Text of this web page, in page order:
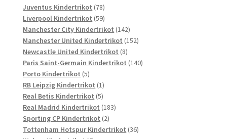
Produkte
Juventus Kindertrikot 7878
Produkte
Liverpool Kindertrikot 5959
Produkte
Manchester City Kindertrikot 142142
Produkte
Manchester United Kindertrikot 152152
Newcastle United Kindertrikot 88
Produkte
Paris Saint-Germain Kindertrikot 140140
Porto Kindertrikot 55
Produkte
RB Leipzig Kindertrikot 11
Produkt
Real Betis Kindertrikot 55
Produkte
Real Madrid Kindertrikot 183183
Sporting CP Kindertrikot 22
Produkte
Tottenham Hotspur Kindertrikot 3636